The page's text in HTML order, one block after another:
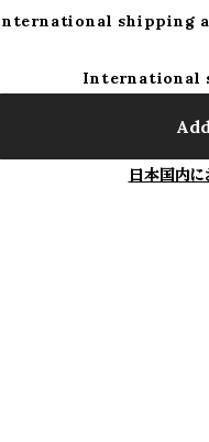
shipping
International
日本国内